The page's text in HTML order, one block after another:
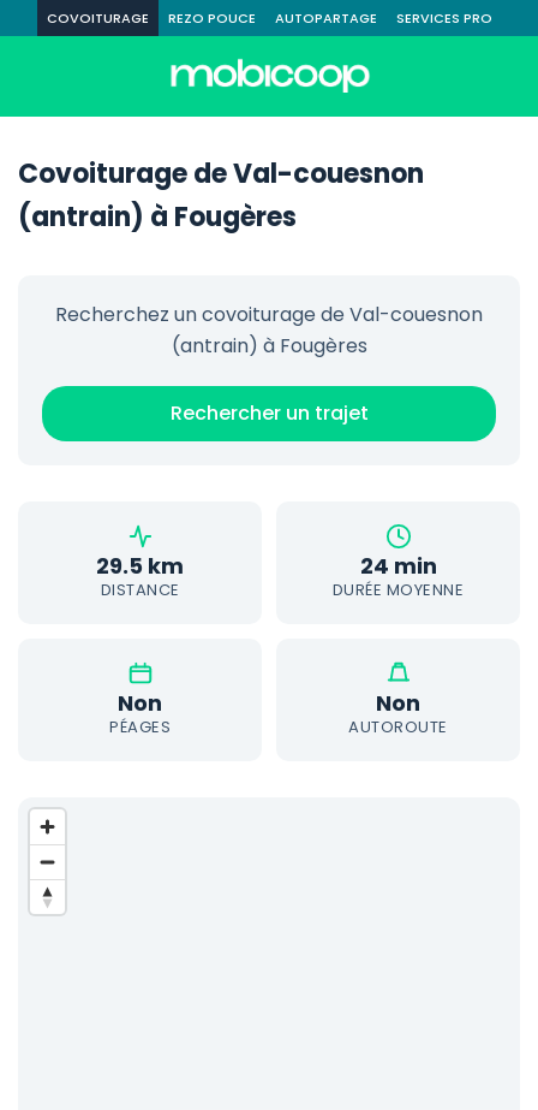
COVOITURAGE REZO POUCE AUTOPARTAGE SERVICES PRO
Covoiturage de Val-couesnon
(antrain) à Fougères
Recherchez un covoiturage de Val-couesnon
(antrain) à Fougères
Rechercher un trajet
29.5 km
DISTANCE
24 min
DURÉE MOYENNE
Non
PÉAGES
Non
AUTOROUTE